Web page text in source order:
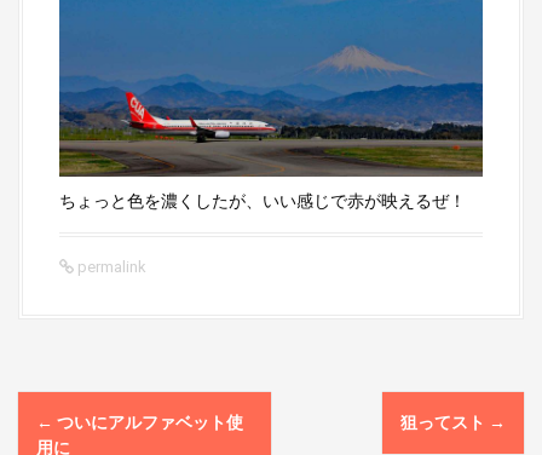
ちょっと色を濃くしたが、いい感じで赤が映えるぜ！
permalink
P← ついにアルファベット使
用に
狙ってスト →